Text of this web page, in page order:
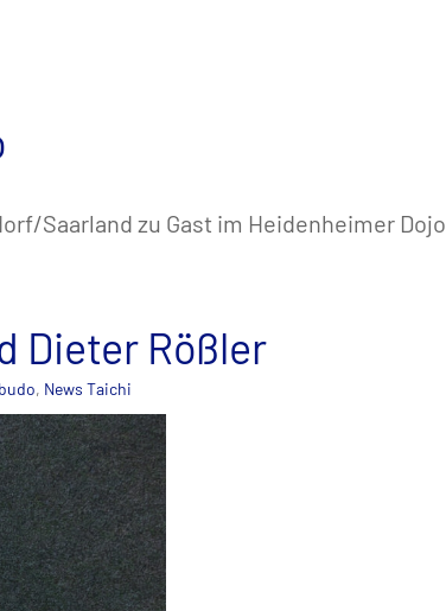
Saarland zu Gast im Heidenheimer Dojo
Dieter Rößler
, News Taichi